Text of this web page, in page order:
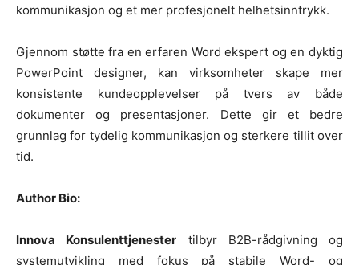
kommunikasjon og et mer profesjonelt helhetsinntrykk.
Gjennom støtte fra en erfaren Word ekspert og en dyktig
PowerPoint designer, kan virksomheter skape mer
konsistente kundeopplevelser på tvers av både
dokumenter og presentasjoner. Dette gir et bedre
grunnlag for tydelig kommunikasjon og sterkere tillit over
tid.
Author Bio:
Innova Konsulenttjenester tilbyr B2B-rådgivning og
systemutvikling med fokus på stabile Word- og